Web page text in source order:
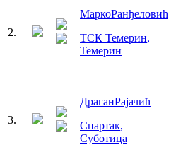
2.
МаркоРанђеловић
ТСК Темерин,
Темерин
3.
ДраганРајачић
Спартак,
Суботица